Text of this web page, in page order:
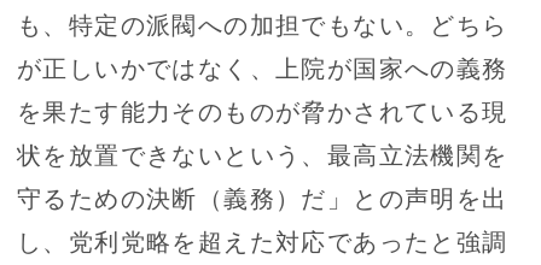
も、特定の派閥への加担でもない。どちら
が正しいかではなく、上院が国家への義務
を果たす能力そのものが脅かされている現
状を放置できないという、最高立法機関を
守るための決断（義務）だ」との声明を出
し、党利党略を超えた対応であったと強調